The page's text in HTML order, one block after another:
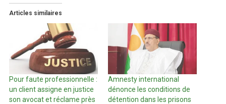
Articles similaires
Pour faute professionnelle :
un client assigne en justice
son avocat et réclame près
Amnesty international
dénonce les conditions de
détention dans les prisons